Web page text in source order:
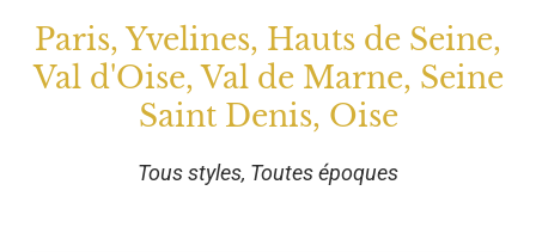
Paris, Yvelines, Hauts de Seine,
Val d'Oise, Val de Marne, Seine
Saint Denis, Oise
Tous styles, Toutes époques